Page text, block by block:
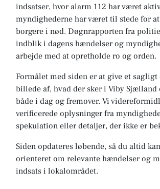
indsatser, hvor alarm 112 har været
myndighederne har været til stede for
borgere i nød. Døgnrapporten fra
indblik i dagens hændelser og
arbejde med at opretholde ro og orden.
Formålet med siden er at give et
billede af, hvad der sker i Viby Sjælland
både i dag og fremover. Vi
verificerede oplysninger fra
spekulation eller detaljer, der ikke er
Siden opdateres løbende, så du altid
orienteret om relevante hændelser og
indsats i lokalområdet.